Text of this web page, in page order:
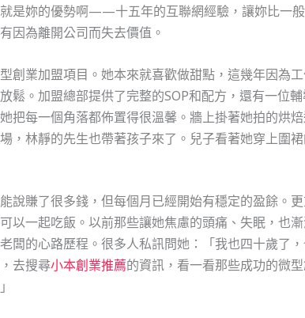
是妳的優勢啊——十五年的互聯網經驗，讓妳比一
因為離開公司而失去價值。
創業加盟項目。她本來就喜歡做甜點，這幾年因為
鬆。加盟總部提供了完整的SOP和配方，還有一位
把每一個角落都佈置得很溫馨。牆上掛著她拍的烘
，林靜的先生也帶著孩子來了。兒子看著她穿上圍
說賺了很多錢，但每個月已經開始有穩定的盈餘。
以一起吃飯。以前那些讓她焦慮的頭痛、失眠，也
闆的心路歷程。很多人私訊問她：「我也四十歲了
去搜尋小本創業推薦的資訊，看一看那些成功的微